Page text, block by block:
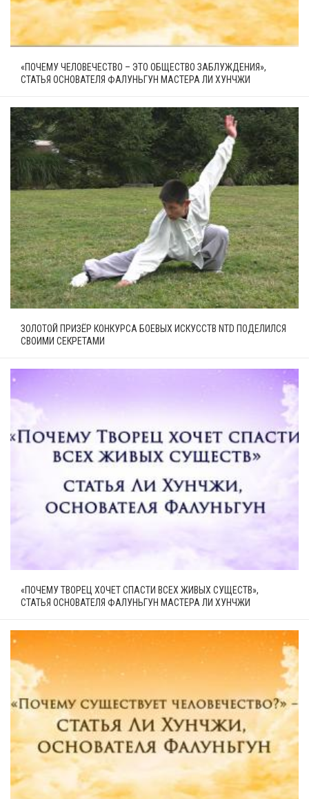
«ПОЧЕМУ ЧЕЛОВЕЧЕСТВО – ЭТО ОБЩЕСТВО ЗАБЛУЖДЕНИЯ»,
СТАТЬЯ ОСНОВАТЕЛЯ ФАЛУНЬГУН МАСТЕРА ЛИ ХУНЧЖИ
ЗОЛОТОЙ ПРИЗЁР КОНКУРСА БОЕВЫХ ИСКУССТВ NTD ПОДЕЛИЛСЯ
СВОИМИ СЕКРЕТАМИ
«ПОЧЕМУ ТВОРЕЦ ХОЧЕТ СПАСТИ ВСЕХ ЖИВЫХ СУЩЕСТВ»,
СТАТЬЯ ОСНОВАТЕЛЯ ФАЛУНЬГУН МАСТЕРА ЛИ ХУНЧЖИ